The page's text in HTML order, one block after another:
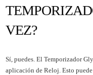
VEZ?
Sí, puedes. El Temporizador
aplicación de Reloj. Esto